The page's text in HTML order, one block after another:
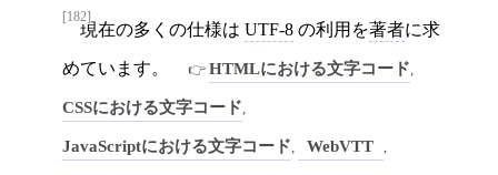
[182]
現在の多くの仕様は UTF-8 の利用を著者に求
めています。 HTMLにおける文字コード,
CSSにおける文字コード,
JavaScriptにおける文字コード, WebVTT ,